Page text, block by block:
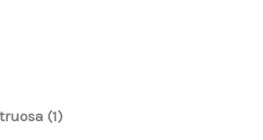
(1)